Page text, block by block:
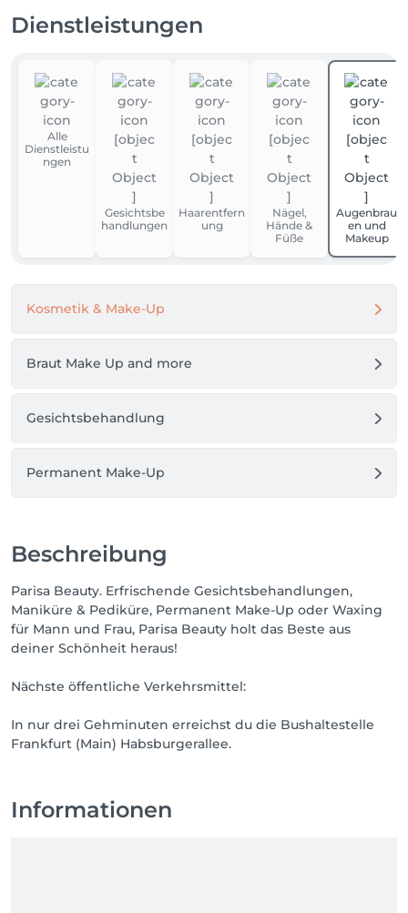
diesen ausschließlich telefonisch zu vereinbaren.
Bezüglich Terminabsagen oder Verschiebungen,
bitte 48 Stunden vorher bescheid zu geben.
Dienstleistungen
Alle
Dienstleistu
ngen
Gesichtsbe
handlungen
Haarentfern
ung
Nägel,
Hände &
Füße
Augenbrau
en und
Makeup
Kosmetik & Make-Up
Braut Make Up and more
Gesichtsbehandlung
Permanent Make-Up
Beschreibung
Parisa Beauty. Erfrischende Gesichtsbehandlungen,
Maniküre & Pediküre, Permanent Make-Up oder Waxing
für Mann und Frau, Parisa Beauty holt das Beste aus
deiner Schönheit heraus!
Nächste öffentliche Verkehrsmittel:
In nur drei Gehminuten erreichst du die Bushaltestelle
Frankfurt (Main) Habsburgerallee.
Informationen